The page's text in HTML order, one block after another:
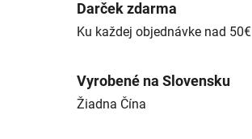
Darček zdarma
Ku každej objednávke nad 50€
Vyrobené na Slovensku
Žiadna Čína